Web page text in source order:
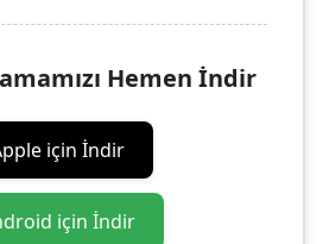
Hemen İndir
için İndir
için İndir